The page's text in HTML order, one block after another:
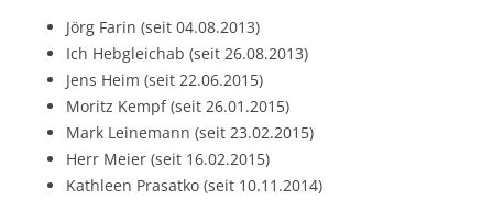
Jörg Farin (seit 04.08.2013)
Ich Hebgleichab (seit 26.08.2013)
Jens Heim (seit 22.06.2015)
Moritz Kempf (seit 26.01.2015)
Mark Leinemann (seit 23.02.2015)
Herr Meier (seit 16.02.2015)
Kathleen Prasatko (seit 10.11.2014)